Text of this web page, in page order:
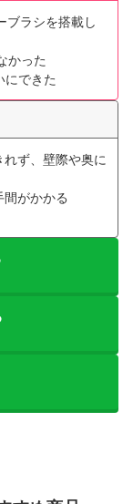
ブラシを搭載し
かった
にできた
ず、壁際や奥に
がかかる